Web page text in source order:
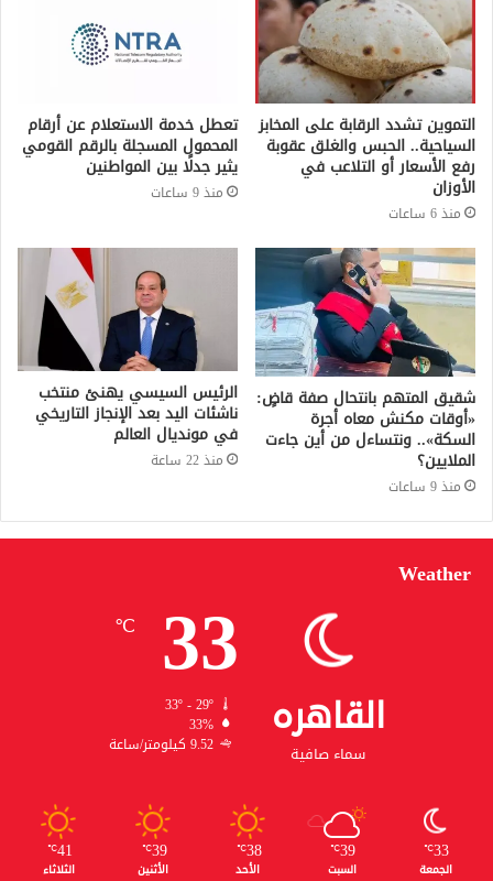
التموين تشدد الرقابة على المخابز
السياحية.. الحبس والغلق عقوبة
رفع الأسعار أو التلاعب في
الأوزان
منذ 6 ساعات
تعطل خدمة الاستعلام عن أرقام
المحمول المسجلة بالرقم القومي
يثير جدلًا بين المواطنين
منذ 9 ساعات
شقيق المتهم بانتحال صفة قاضٍ:
«أوقات مكنش معاه أجرة
السكة».. ونتساءل من أين جاءت
الملايين؟
منذ 9 ساعات
الرئيس السيسي يهنئ منتخب
ناشئات اليد بعد الإنجاز التاريخي
في مونديال العالم
منذ 22 ساعة
Weather
القاهره
سماء صافية
33
℃
33º - 29º
33%
9.52 كيلومتر/ساعة
33
℃
الجمعة
39
℃
السبت
38
℃
الأحد
39
℃
الأثنين
41
℃
الثلاثاء